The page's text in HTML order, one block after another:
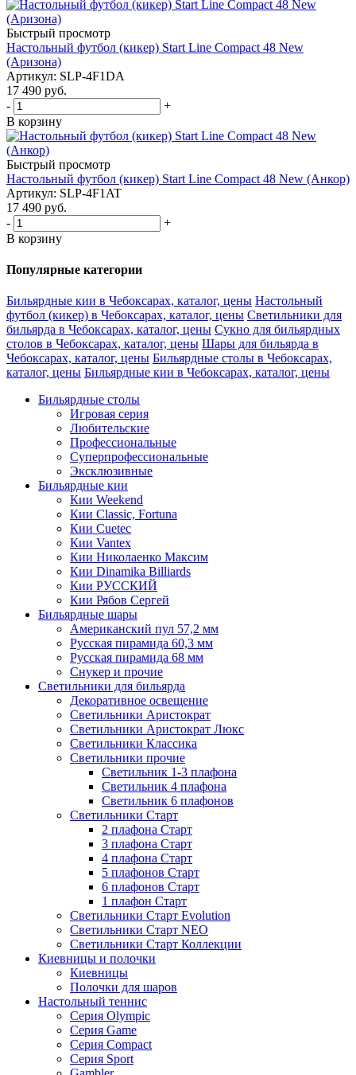
Быстрый просмотр
Настольный футбол (кикер) Start Line Compact 48 New
(Аризона)
Артикул: SLP-4F1DA
17 490 руб.
-
+
В корзину
Быстрый просмотр
Настольный футбол (кикер) Start Line Compact 48 New (Анкор)
Артикул: SLP-4F1AT
17 490 руб.
-
+
В корзину
Популярные категории
Бильярдные кии в Чебоксарах, каталог, цены Настольный
футбол (кикер) в Чебоксарах, каталог, цены Светильники для
бильярда в Чебоксарах, каталог, цены Сукно для бильярдных
столов в Чебоксарах, каталог, цены Шары для бильярда в
Чебоксарах, каталог, цены Бильярдные столы в Чебоксарах,
каталог, цены Бильярдные кии в Чебоксарах, каталог, цены
Бильярдные столы
Игровая серия
Любительские
Профессиональные
Суперпрофессиональные
Эксклюзивные
Бильярдные кии
Кии Weekend
Кии Classic, Fortuna
Кии Cuetec
Кии Vantex
Кии Николаенко Максим
Кии Dinamika Billiards
Кии РУССКИЙ
Кии Рябов Сергей
Бильярдные шары
Американский пул 57,2 мм
Русская пирамида 60,3 мм
Русская пирамида 68 мм
Снукер и прочие
Светильники для бильярда
Декоративное освещение
Светильники Аристократ
Светильники Аристократ Люкс
Светильники Классика
Светильники прочие
Светильник 1-3 плафона
Светильник 4 плафона
Светильник 6 плафонов
Светильники Старт
2 плафона Старт
3 плафона Старт
4 плафона Старт
5 плафонов Старт
6 плафонов Старт
1 плафон Старт
Светильники Старт Evolution
Светильники Старт NEO
Светильники Старт Коллекции
Киевницы и полочки
Киевницы
Полочки для шаров
Настольный теннис
Серия Olympic
Серия Game
Серия Compact
Серия Sport